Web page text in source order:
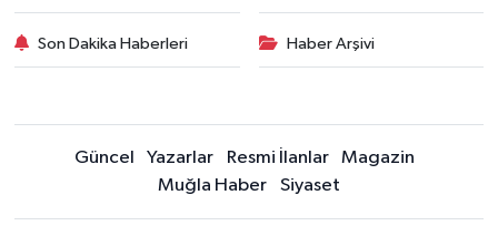
Son Dakika Haberleri Haber Arşivi
Güncel Yazarlar Resmi İlanlar
Magazin
Muğla Haber
Siyaset